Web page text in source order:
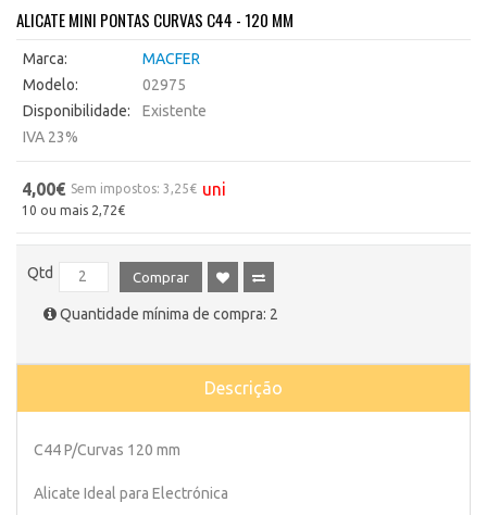
ALICATE MINI PONTAS CURVAS C44 - 120 MM
Marca:
MACFER
Modelo:
02975
Disponibilidade:
Existente
IVA 23%
4,00€ Sem impostos: 3,25€ uni
10 ou mais 2,72€
Qtd Comprar
Quantidade mínima de compra: 2
Descrição
C44 P/Curvas 120 mm
Alicate Ideal para Electrónica